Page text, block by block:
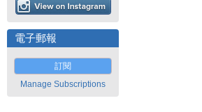
電子郵報
訂閱
Manage Subscriptions